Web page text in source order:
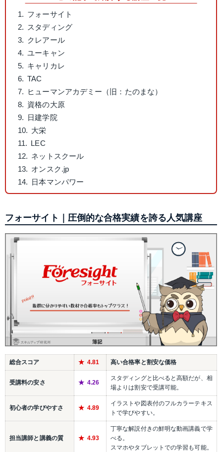
フォーサイト
スタディング
クレアール
ユーキャン
キャリカレ
TAC
ヒューマンアカデミー（旧：たのまな）
資格の大原
日建学院
大栄
LEC
ネットスクール
オンスク.jp
日本マンパワー
フォーサイト｜圧倒的な合格実績を誇る人気講座
総合スコア 4.81 高い合格率と割安な価格
受講料の安さ 4.26
スタディングと比べると高額だが、相
場よりは割安で受講可能。
初心者の学びやすさ 4.89
イラストや図表付のフルカラーテキス
トで学びやすい。
担当講師と講義の質 4.93
丁寧な解説付きの鮮明な動画講義で学
べる。
スマホやタブレットでの学習も可能。